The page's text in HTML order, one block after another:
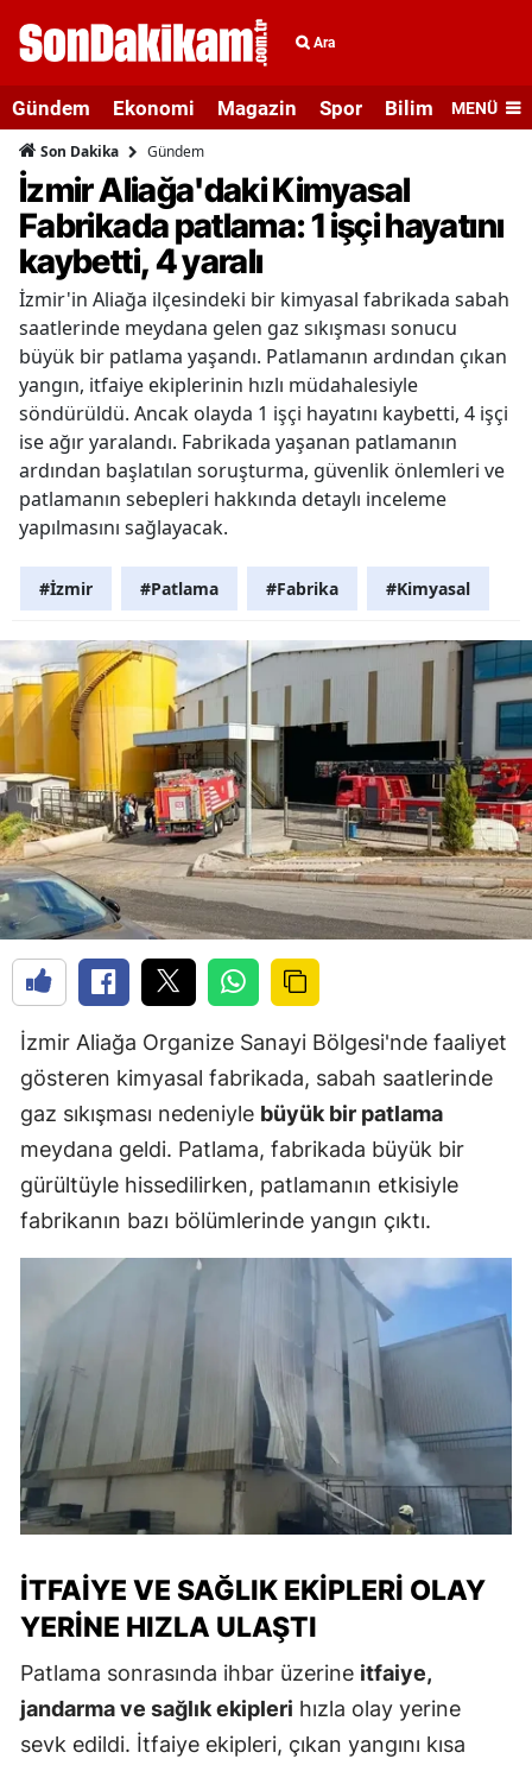
Ara
Gündem Ekonomi Magazin Spor Bilim veMENÜ
Son Dakika Gündem
İzmir Aliağa'daki Kimyasal
Fabrikada patlama: 1 işçi hayatını
kaybetti, 4 yaralı
İzmir'in Aliağa ilçesindeki bir kimyasal fabrikada sabah
saatlerinde meydana gelen gaz sıkışması sonucu
büyük bir patlama yaşandı. Patlamanın ardından çıkan
yangın, itfaiye ekiplerinin hızlı müdahalesiyle
söndürüldü. Ancak olayda 1 işçi hayatını kaybetti, 4 işçi
ise ağır yaralandı. Fabrikada yaşanan patlamanın
ardından başlatılan soruşturma, güvenlik önlemleri ve
patlamanın sebepleri hakkında detaylı inceleme
yapılmasını sağlayacak.
#İzmir #Patlama #Fabrika #Kimyasal
İzmir Aliağa Organize Sanayi Bölgesi'nde faaliyet
gösteren kimyasal fabrikada, sabah saatlerinde
gaz sıkışması nedeniyle büyük bir patlama
meydana geldi. Patlama, fabrikada büyük bir
gürültüyle hissedilirken, patlamanın etkisiyle
fabrikanın bazı bölümlerinde yangın çıktı.
İTFAIYE VE SAĞLIK EKIPLERI OLAY
YERINE HIZLA ULAŞTI
Patlama sonrasında ihbar üzerine itfaiye,
jandarma ve sağlık ekipleri hızla olay yerine
sevk edildi. İtfaiye ekipleri, çıkan yangını kısa